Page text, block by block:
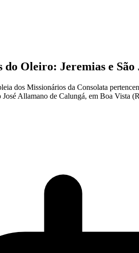
do Oleiro: Jeremias e São
dos Missionários da Consolata
José Allamano de Calungá, em Boa Vista